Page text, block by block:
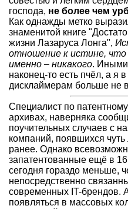
господа, не более чем
Как однажды метко
знаменитой книге
жизни Лазаруса Лонга",
отношение к истине, что
именно – никакого. Иными
наконец-то есть пчёл, а я
дисклаймерам больше не
Специалист по
архивах, наверняка
поучительных случаев с
компаний, появшихся чуть
ранее. Однако
запатентованные ещё в
сегодня гораздо меньше,
непосредственно
современных IT-брендов.
появляться в массовых